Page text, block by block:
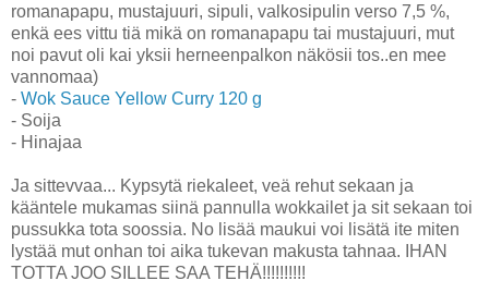
romanapapu, mustajuuri, sipuli, valkosipulin verso 7,5 %,
enkä ees vittu tiä mikä on romanapapu tai mustajuuri, mut
noi pavut oli kai yksii herneenpalkon näkösii tos..en mee
vannomaa)
- Wok Sauce Yellow Curry 120 g
- Soija
- Hinajaa
Ja sittevvaa... Kypsytä riekaleet, veä rehut sekaan ja
kääntele mukamas siinä pannulla wokkailet ja sit sekaan toi
pussukka tota soossia. No lisää maukui voi lisätä ite miten
lystää mut onhan toi aika tukevan makusta tahnaa. IHAN
TOTTA JOO SILLEE SAA TEHÄ!!!!!!!!!!